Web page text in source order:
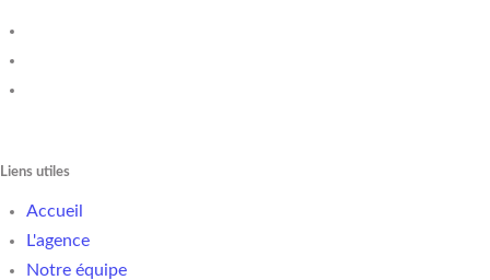
Liens utiles
Accueil
L'agence
Notre équipe